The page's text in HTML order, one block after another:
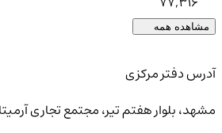
مشاهده همه
آدرس دفتر مرکزی
مشهد، بلوار هفتم تیر، مجتمع تجاری آرمیتاژ